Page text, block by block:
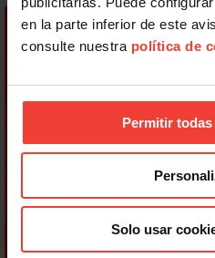
en la parte inferior de este
consulte nuestra política de
Permitir
Solo usar